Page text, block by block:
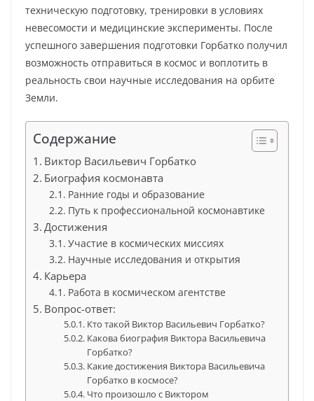
техническую подготовку, тренировки в условиях
невесомости и медицинские эксперименты. После
успешного завершения подготовки Горбатко получил
возможность отправиться в космос и воплотить в
реальность свои научные исследования на орбите
Земли.
Содержание
Виктор Васильевич Горбатко
Биография космонавта
Ранние годы и образование
Путь к профессиональной космонавтике
Достижения
Участие в космических миссиях
Научные исследования и открытия
Карьера
Работа в космическом агентстве
Вопрос-ответ:
Кто такой Виктор Васильевич Горбатко?
Какова биография Виктора Васильевича
Горбатко?
Какие достижения Виктора Васильевича
Горбатко в космосе?
Что произошло с Виктором